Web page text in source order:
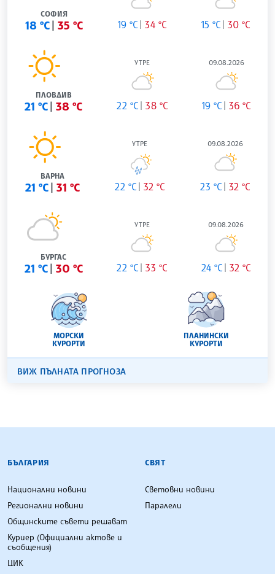
СОФИЯ
18 °C 35 °C 19 °C 34 °C 15 °C 30 °C
ПЛОВДИВ
21 °C 38 °C
УТРЕ
22 °C 38 °C
09.08.2026
19 °C 36 °C
ВАРНА
21 °C 31 °C
УТРЕ
22 °C 32 °C
09.08.2026
23 °C 32 °C
БУРГАС
21 °C 30 °C
УТРЕ
22 °C 33 °C
09.08.2026
24 °C 32 °C
МОРСКИ
КУРОРТИ
ПЛАНИНСКИ
КУРОРТИ
ВИЖ ПЪЛНАТА ПРОГНОЗА
БЪЛГАРСКА ТЕЛЕГРАФНА АГЕНЦИЯ
БЪЛГАРИЯ
Национални новини
Регионални новини
Общинските съвети решават
Куриер (Официални актове и
съобщения)
ЦИК
СВЯТ
Световни новини
Паралели